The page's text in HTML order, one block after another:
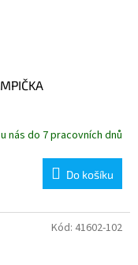
nás do 7 pracovních dnů
Do košíku
Kód: 41602-102